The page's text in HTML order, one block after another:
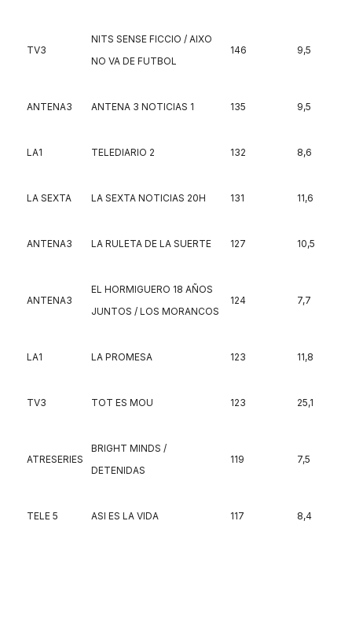
TV3
NITS SENSE FICCIO / AIXO
NO VA DE FUTBOL
146 9,5
ANTENA3 ANTENA 3 NOTICIAS 1 135 9,5
LA1 TELEDIARIO 2 132 8,6
LA SEXTA LA SEXTA NOTICIAS 20H 131 11,6
ANTENA3 LA RULETA DE LA SUERTE 127 10,5
ANTENA3
EL HORMIGUERO 18 AÑOS
JUNTOS / LOS MORANCOS
124 7,7
LA1 LA PROMESA 123 11,8
TV3 TOT ES MOU 123 25,1
ATRESERIES
BRIGHT MINDS /
DETENIDAS
119 7,5
TELE 5 ASI ES LA VIDA 117 8,4